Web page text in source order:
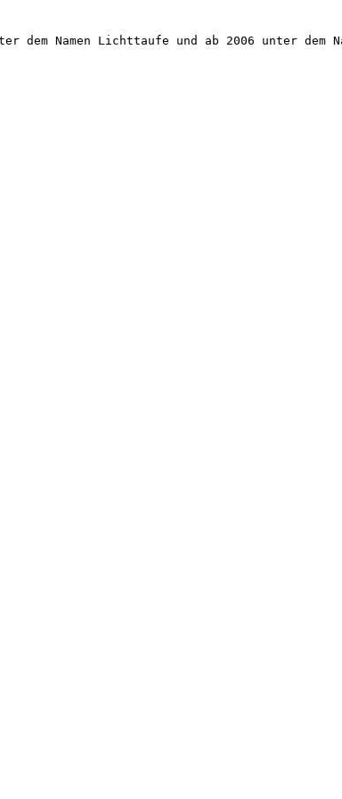
dem Namen Lichttaufe und ab 2006 unter